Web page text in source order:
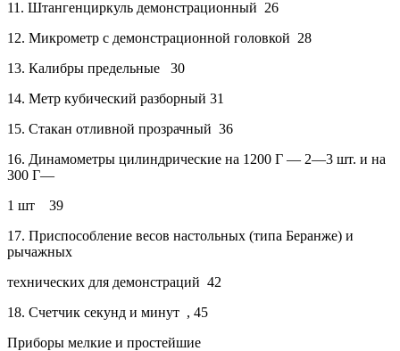
11. Штангенциркуль демонстрационный 26
12. Микрометр с демонстрационной головкой 28
13. Калибры предельные
30
14. Метр кубический разборный 31
15. Стакан отливной прозрачный 36
16. Динамометры цилиндрические на 1200 Г — 2—3 шт. и на
300 Г—
1 шт
39
17. Приспособление весов настольных (типа Беранже) и
рычажных
технических для демонстраций 42
18. Счетчик секунд и минут , 45
Приборы мелкие и простейшие